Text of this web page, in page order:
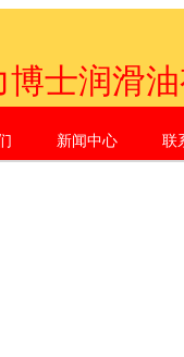
博士润滑
Li Dr. Industrial Co.,
新闻中心 联